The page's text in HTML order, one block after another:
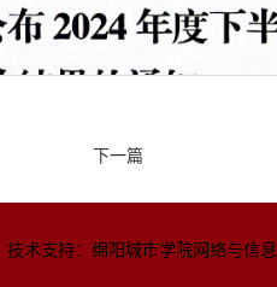
下一篇
技术支持：绵阳城市学院网络与信息